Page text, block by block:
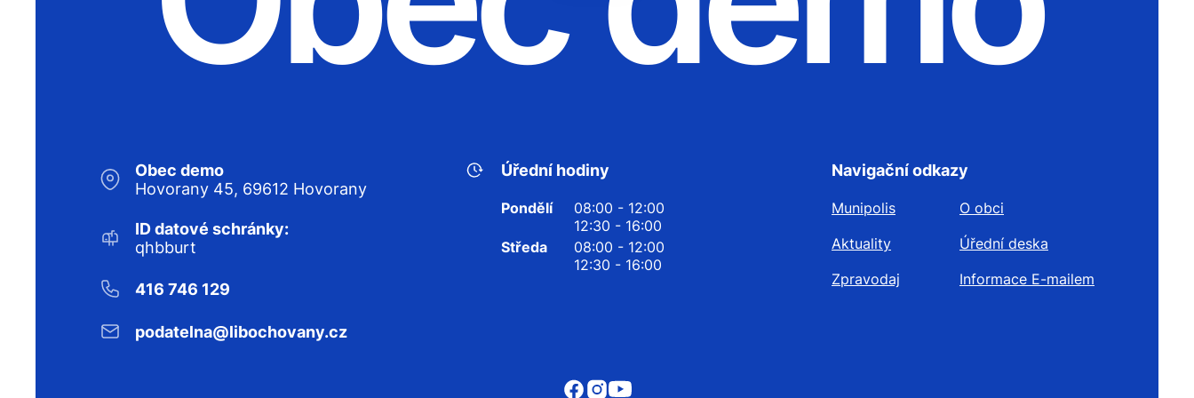
Obec demo
Hovorany 45, 69612 Hovorany
ID datové schránky:
qhbburt
416 746 129
podatelna@libochovany.cz
Úřední hodiny
Pondělí
08:00 - 12:00
12:30 - 16:00
Středa
08:00 - 12:00
12:30 - 16:00
Navigační odkazy
Munipolis
O obci
Aktuality
Úřední deska
Zpravodaj
Informace E-mailem